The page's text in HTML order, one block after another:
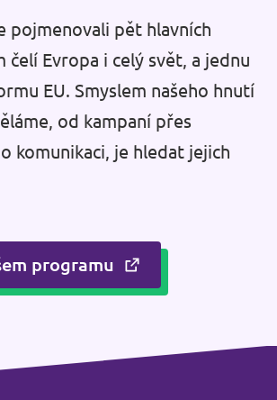
pojmenovali pět hlavních
čelí Evropa i celý svět, a jednu
EU. Smyslem našeho hnutí
od kampaní přes
komunikaci, je hledat jejich
programu